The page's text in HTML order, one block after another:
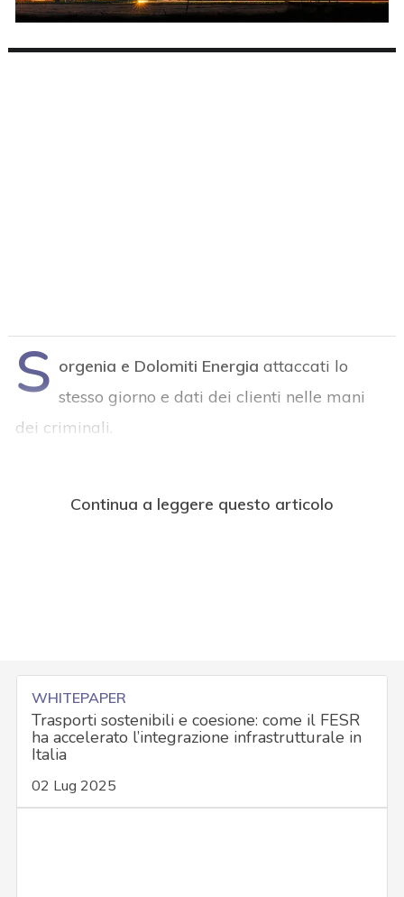
S orgenia e Dolomiti Energia attaccati lo
stesso giorno e dati dei clienti nelle mani
dei criminali.
Continua a leggere questo articolo
WHITEPAPER
Trasporti sostenibili e coesione: come il FESR
ha accelerato l’integrazione infrastrutturale in
Italia
02 Lug 2025